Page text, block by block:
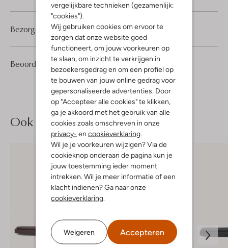
vergelijkbare technieken (gezamenlijk:
"cookies").
Wij gebruiken cookies om ervoor te
zorgen dat onze website goed
functioneert, om jouw voorkeuren op
te slaan, om inzicht te verkrijgen in
bezoekersgedrag en om een profiel op
te bouwen van jouw online gedrag voor
gepersonaliseerde advertenties. Door
op "Accepteer alle cookies" te klikken,
ga je akkoord met het gebruik van alle
cookies zoals omschreven in onze
privacy- en cookieverklaring.
Wil je je voorkeuren wijzigen? Via de
cookieknop onderaan de pagina kun je
jouw toestemming ieder moment
intrekken. Wil je meer informatie of een
klacht indienen? Ga naar onze
cookieverklaring.
Weigeren Accepteren
Beoordelingen (5) 4/5
5
4
Sterren
Bezorgen & retourneren
Ook iets voor jou?